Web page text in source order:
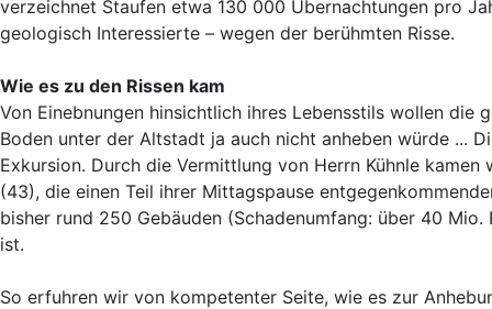
verzeichnet Staufen etwa 130 000 Übernachtungen pro
geologisch Interessierte – wegen der berühmten Risse.
Wie es zu den Rissen kam
Von Einebnungen hinsichtlich ihres Lebensstils wollen die
Boden unter der Altstadt ja auch nicht anheben würde ...
Exkursion. Durch die Vermittlung von Herrn Kühnle
(43), die einen Teil ihrer Mittagspause
bisher rund 250 Gebäuden (Schadenumfang: über 40
ist.
So erfuhren wir von kompetenter Seite, wie es zur